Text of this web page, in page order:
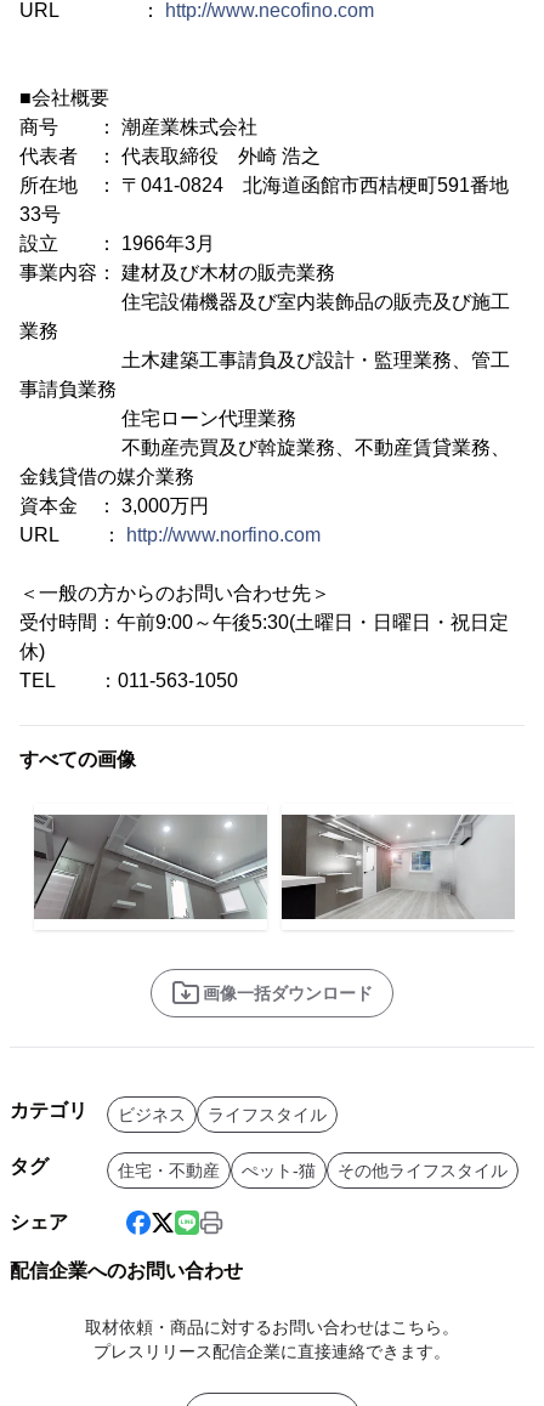
URL ： http://www.necofino.com
■会社概要
商号 ： 潮産業株式会社
代表者 ： 代表取締役 外崎 浩之
所在地 ： 〒041-0824 北海道函館市西桔梗町591番地
33号
設立 ： 1966年3月
事業内容： 建材及び木材の販売業務
住宅設備機器及び室内装飾品の販売及び施工
業務
土木建築工事請負及び設計・監理業務、管工
事請負業務
住宅ローン代理業務
不動産売買及び斡旋業務、不動産賃貸業務、
金銭貸借の媒介業務
資本金 ： 3,000万円
URL ：
http://www.norfino.com
＜一般の方からのお問い合わせ先＞
受付時間：午前9:00～午後5:30(土曜日・日曜日・祝日定
休)
TEL ：011-563-1050
すべての画像
画像一括ダウンロード
カテゴリ ビジネス ライフスタイル
タグ 住宅・不動産 ぺット-猫 その他ライフスタイル
シェア
配信企業へのお問い合わせ
取材依頼・商品に対するお問い合わせはこちら。
プレスリリース配信企業に直接連絡できます。